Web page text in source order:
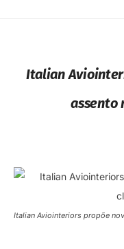
Italian
assento
Italian Aviointeriors propõe